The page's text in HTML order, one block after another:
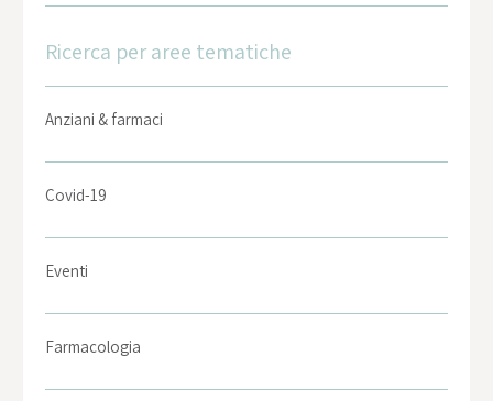
Ricerca per aree tematiche
Anziani & farmaci
Covid-19
Eventi
Farmacologia